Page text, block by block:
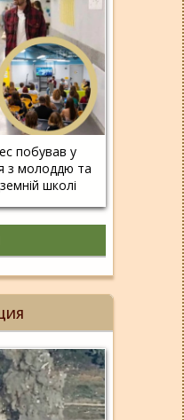
побував у
з молоддю та
школі